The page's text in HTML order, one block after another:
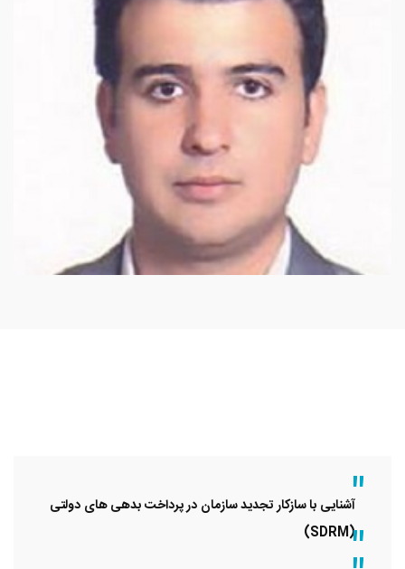
آشنایی با سازکار تجدید سازمان در پرداخت بدهی های دولتی
(
SDRM
)